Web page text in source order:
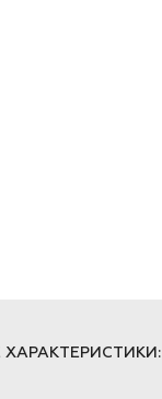
ХАРАКТЕРИСТИКИ: